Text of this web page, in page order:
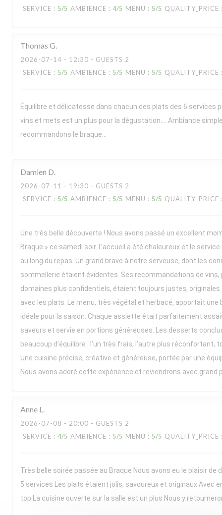
SERVICE : 5/5 AMBIENCE : 4/5 MENU : 5/5 QUALITY_PRICE
Thomas G
2026-07-14 - 12:30 - GUESTS 2
SERVICE : 5/5 AMBIENCE : 5/5 MENU : 5/5 QUALITY_PRICE
Équilibre et délicatesse dans chacun des plats des 6 services
vins et mets est un plus pour la dégustation…. Ambiance
recommandons le braque…
Damien D
2026-07-11 - 19:30 - GUESTS 2
SERVICE : 5/5 AMBIENCE : 5/5 MENU : 5/5 QUALITY_PRICE
Une très belle découverte ! Nous avons passé un excellent
Braque » ce samedi soir. L’accueil a été chaleureux et le
au long du repas. Un grand bravo à notre serveuse, dont les
sommellerie étaient évidentes. Ses recommandations de
domaines plus confidentiels, étaient toujours justes,
avec les plats. Le menu, très végétal et herbacé, apportait une
idéale pour la saison. Chaque assiette était parfaitement
saveurs et servie en portions généreuses. Les desserts
beaucoup d’équilibre : l’un très frais, l’autre plus réconfortant,
Une cuisine précise, créative et généreuse, portée par une
Nous avons adoré cette expérience et reviendrons avec grand
Anne L
2026-07-08 - 20:00 - GUESTS 2
SERVICE : 4/5 AMBIENCE : 5/5 MENU : 5/5 QUALITY_PRICE
Très belle soirée passée au Braque Nous avons eu le plaisir de
5 services Les plats étaient jolis, savoureux et originaux Avec
top La cuisine ouverte sur la salle est un plus Nous y